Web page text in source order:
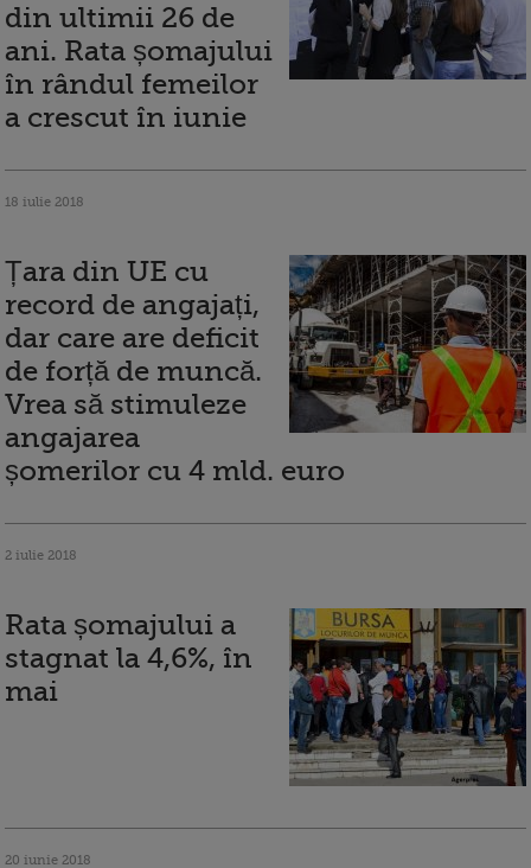
din ultimii 26 de
ani. Rata șomajului
în rândul femeilor
a crescut în iunie
18 iulie 2018
Țara din UE cu
record de angajați,
dar care are deficit
de forță de muncă.
Vrea să stimuleze
angajarea
șomerilor cu 4 mld. euro
2 iulie 2018
Rata șomajului a
stagnat la 4,6%, în
mai
20 iunie 2018